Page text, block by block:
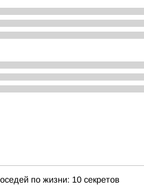
по жизни: 10 секретов